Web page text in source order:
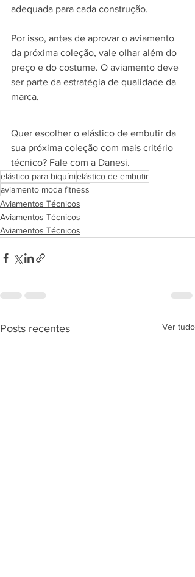
adequada para cada construção.
Por isso, antes de aprovar o aviamento
da próxima coleção, vale olhar além do
preço e do costume. O aviamento deve
ser parte da estratégia de qualidade da
marca.
Quer escolher o elástico de embutir da
sua próxima coleção com mais critério
técnico? Fale com a Danesi.
elástico para biquínielástico de embutir
aviamento moda fitness
Aviamentos Técnicos
Aviamentos Técnicos
Aviamentos Técnicos
Posts recentes Ver tudo